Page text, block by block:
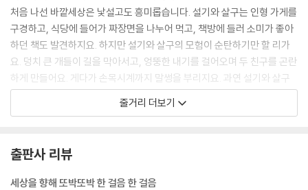
처음 나선 바깥세상은 낯설고도 흥미롭습니다. 설기와 살구는 인형 가게를
구경하고, 식당에 들어가 짜장면을 나누어 먹고, 책방에 들러 소미가 좋아
하던 책도 발견하지요. 하지만 설기와 살구의 모험이 순탄하기만 할 리가
요. 덩치 큰 개들이 길을 막아서고, 엉뚱한 내기를 걸어오며 두 친구를 곤란
하게 만들어요. 게다가 손목시계까지 말썽을 부리지요. 과연 설기와 살구
는 이 위기를 무사히 넘기고, 소미가 기다리는 학교에 도착할 수 있을까
줄거리 더보기
출판사 리뷰
세상을 향해 또박또박 한 걸음 한 걸음